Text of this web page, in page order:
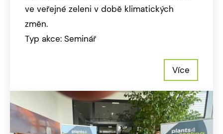
ve veřejné zeleni v době klimatických
změn.
Typ akce: Seminář
Více